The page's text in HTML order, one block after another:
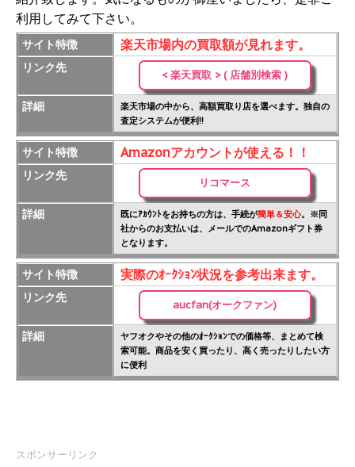
利用してみて下さい。
サイト特徴 楽天市場内の買取額が見れます。
リンク先
< 楽天買取 > ( 店舗別検索 )
詳細
楽天市場の中から、高額買取り店を選べます。独自の
査定システムが便利!!
サイト特徴 Amazonアカウントが使える！！
リンク先
リコマース
詳細 既にｱｶｳﾝﾄをお持ちの方は、手続が簡単＆安心。※同
社からのお支払いは、メールでのAmazonギフト券
となります。
サイト特徴 実際のｵｰｸｼｮﾝ状況を参考出来ます。
リンク先
aucfan(オークファン)
詳細
ヤフオクやその他のｵｰｸｼｮﾝでの価格等、まとめて検
索可能。商品を安く買ったり、高く売ったりしたい方
に便利
スポンサーリンク